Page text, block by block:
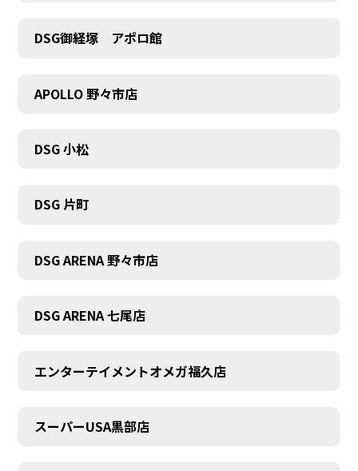
COMPANY
DSG御経塚 アポロ館
APOLLO 野々市店
DSG 小松
DSG 片町
DSG ARENA 野々市店
DSG ARENA 七尾店
エンターテイメントオメガ福久店
スーパーUSA黒部店